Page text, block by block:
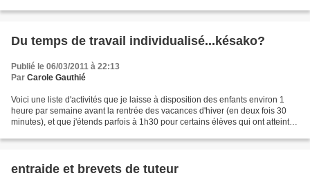
Du temps de travail individualisé...késako?
Publié le 06/03/2011 à 22:13
Par Carole Gauthié
Voici une liste d'activités que je laisse à disposition des enfants environ 1
heure par semaine avant la rentrée des vacances d'hiver (en deux fois 30
minutes), et que j'étends parfois à 1h30 pour certains élèves qui ont atteint
entraide et brevets de tuteur